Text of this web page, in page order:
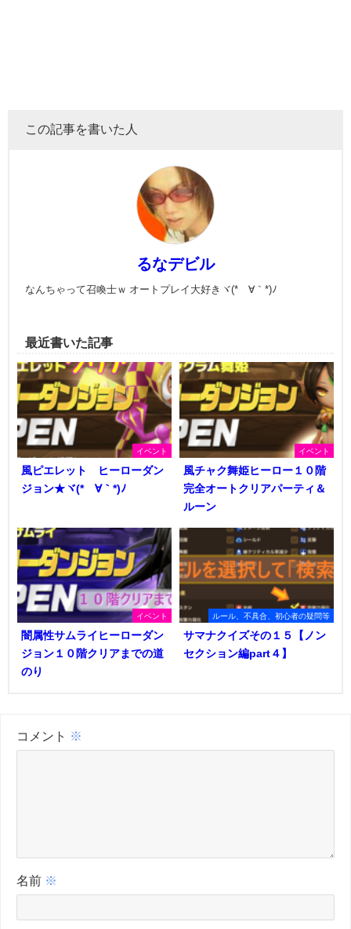
この記事を書いた人
るなデビル
なんちゃって召喚士ｗ オートプレイ大好きヾ(*´∀｀*)ﾉ
最近書いた記事
イベント
風ピエレット ヒーローダン
ジョン★ヾ(*´∀｀*)ﾉ
イベント
風チャク舞姫ヒーロー１０階
完全オートクリアパーティ＆
ルーン
イベント
闇属性サムライヒーローダン
ジョン１０階クリアまでの道
のり
ルール、不具合、初心者の疑問等
サマナクイズその１５【ノン
セクション編part４】
コメント ※
名前 ※